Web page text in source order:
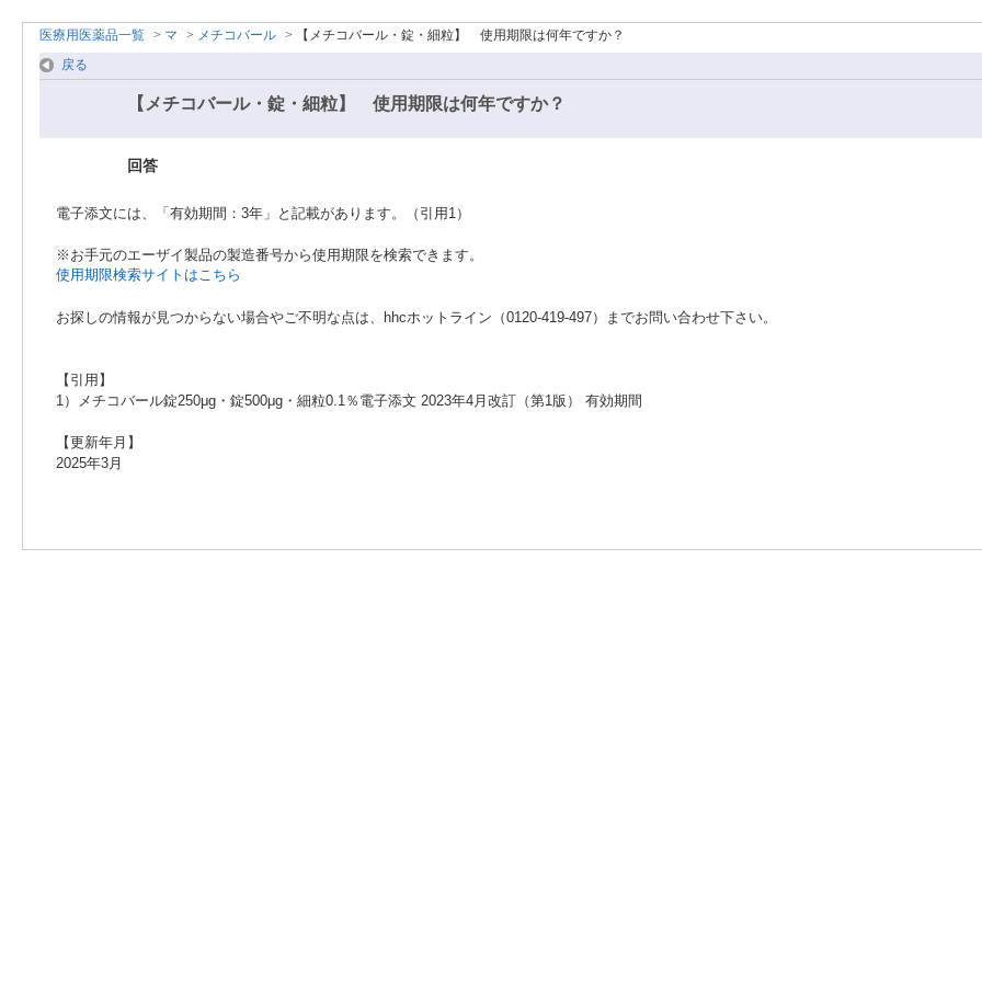
医療用医薬品一覧 > マ > メチコバール >
【メチコバール・錠・細粒】 使用期限は何年ですか？
戻る
【メチコバール・錠・細粒】 使用期限は何年ですか？
回答
電子添文には、「有効期間：3年」と記載があります。（引用1）
※お手元のエーザイ製品の製造番号から使用期限を検索できます。
使用期限検索サイトはこちら
お探しの情報が見つからない場合やご不明な点は、hhcホットライン（0120-419-497）までお問い合わせ下さい。
【引用】
1）メチコバール錠250μg・錠500μg・細粒0.1％電子添文 2023年4月改訂（第1版） 有効期間
【更新年月】
2025年3月